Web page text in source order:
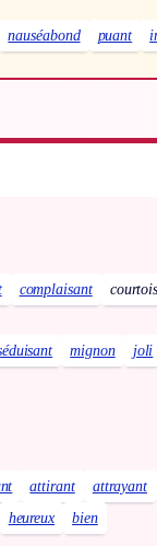
nauséabond puant
complaisant courtois
mignon joli
attirant attrayant
heureux bien